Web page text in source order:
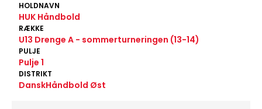
HOLDNAVN
HUK Håndbold
RÆKKE
U13 Drenge A - sommerturneringen (13-14)
PULJE
Pulje 1
DISTRIKT
DanskHåndbold Øst